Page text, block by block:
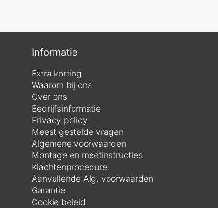
Informatie
Extra korting
Waarom bij ons
Over ons
Bedrijfsinformatie
Privacy policy
Meest gestelde vragen
Algemene voorwaarden
Montage en meetinstructies
Klachtenprocedure
Aanvullende Alg. voorwaarden
Garantie
Cookie beleid